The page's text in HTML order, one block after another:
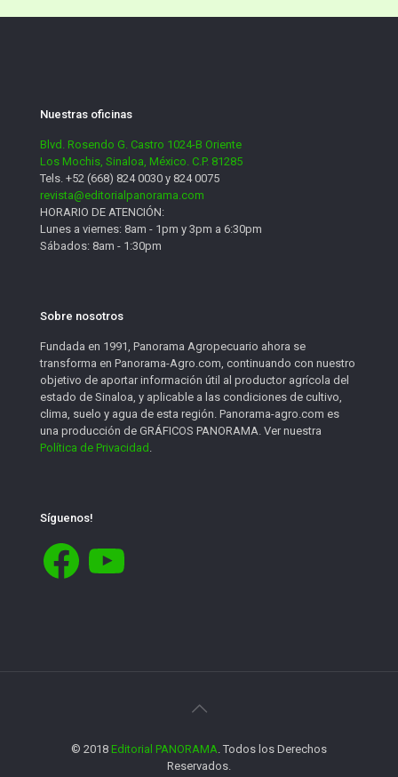
Nuestras oficinas
Blvd. Rosendo G. Castro 1024-B Oriente
Los Mochis, Sinaloa, México. C.P. 81285
Tels. +52 (668) 824 0030 y 824 0075
revista@editorialpanorama.com
HORARIO DE ATENCIÓN:
Lunes a viernes: 8am - 1pm y 3pm a 6:30pm
Sábados: 8am - 1:30pm
Sobre nosotros
Fundada en 1991, Panorama Agropecuario ahora se
transforma en Panorama-Agro.com, continuando con nuestro
objetivo de aportar información útil al productor agrícola del
estado de Sinaloa, y aplicable a las condiciones de cultivo,
clima, suelo y agua de esta región. Panorama-agro.com es
una producción de GRÁFICOS PANORAMA. Ver nuestra
Política de Privacidad .
Síguenos!
Facebook
© 2018 Editorial PANORAMA. Todos los Derechos
Reservados.